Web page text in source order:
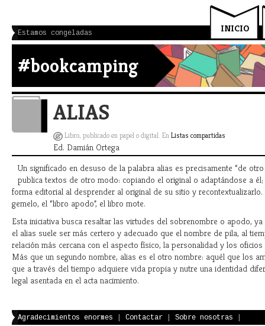
INICIO
Estamos congeladas
#bookcamping
ALIAS
Libro, publicado en papel o digital. EnListas compartidas
Ed. Damián Ortega
Un significado en desuso de la palabra alias es precisamente “de otro
publica textos de otro modo: copiando el original o adaptándose a
forma editorial al desprender al original de su sitio y
gemelo, el “libro apodo”, el libro mote.
Esta iniciativa busca resaltar las virtudes del sobrenombre o apodo,
el alias suele ser más certero y adecuado que el nombre de pila, al
relación más cercana con el aspecto físico, la personalidad y los oficios
Más que un segundo nombre, alias es el otro nombre: aquél que los
que a través del tiempo adquiere vida propia y nutre una identidad
legal asentada en el acta nacimiento.
Agradecimientos enormes Contactar Sobre nosotras